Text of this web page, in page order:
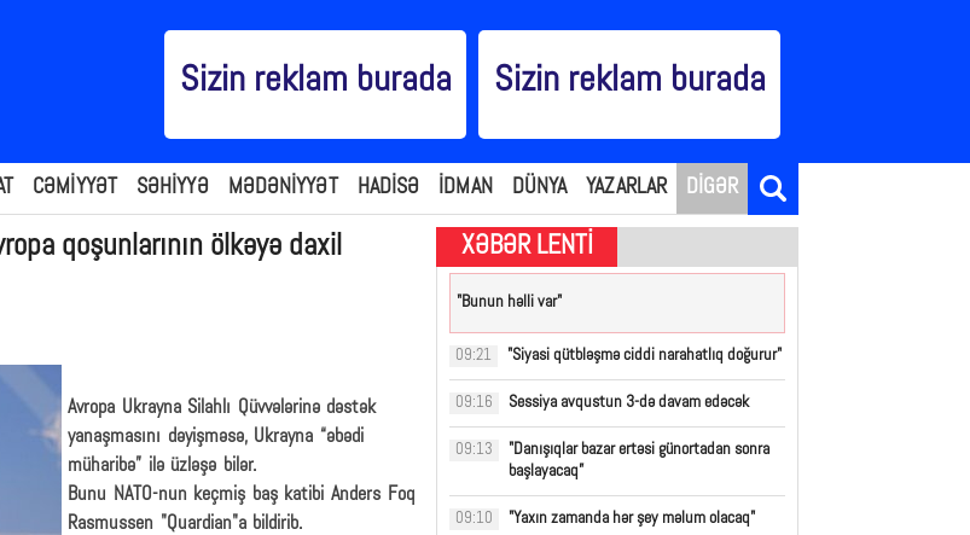
Sizin reklam burada Sizin reklam burada
CƏMİYYƏT SƏHİYYƏ MƏDƏNİYYƏT HADİSƏ İDMAN DÜNYA YAZARLAR DİGƏR
qoşunlarının ölkəyə daxil
Avropa Ukrayna Silahlı Qüvvələrinə dəstək
yanaşmasını dəyişməsə, Ukrayna “əbədi
müharibə” ilə üzləşə bilər.
Bunu NATO-nun keçmiş baş katibi Anders Foq
Rasmussen "Quardian"a bildirib.
XƏBƏR LENTİ
"Bunun həlli var"
09:21 "Siyasi qütbləşmə ciddi narahatlıq doğurur"
09:16 Sessiya avqustun 3-də davam edəcək
09:13
"Danışıqlar bazar ertəsi günortadan sonra
başlayacaq”
09:10 "Yaxın zamanda hər şey məlum olacaq"